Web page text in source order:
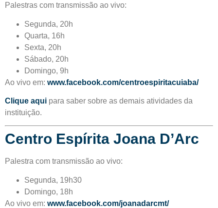
Palestras com transmissão ao vivo:
Segunda, 20h
Quarta, 16h
Sexta, 20h
Sábado, 20h
Domingo, 9h
Ao vivo em: www.facebook.com/centroespiritacuiaba/
Clique aqui para saber sobre as demais atividades da
instituição.
Centro Espírita Joana D’Arc
Palestra com transmissão ao vivo:
Segunda, 19h30
Domingo, 18h
Ao vivo em: www.facebook.com/joanadarcmt/